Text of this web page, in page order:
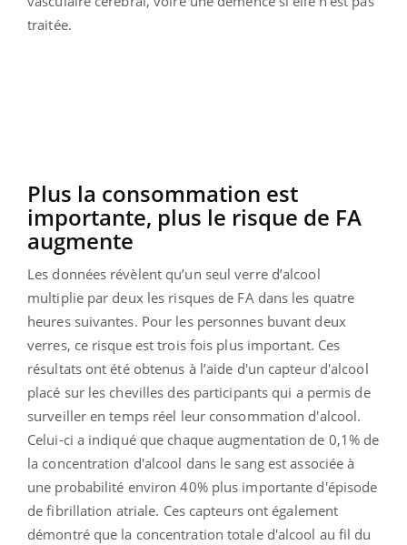
traitée.
Plus la consommation est
importante, plus le risque de FA
augmente
Les données révèlent qu’un seul verre d’alcool
multiplie par deux les risques de FA dans les quatre
heures suivantes. Pour les personnes buvant deux
verres, ce risque est trois fois plus important. Ces
résultats ont été obtenus à l’aide d'un capteur d'alcool
placé sur les chevilles des participants qui a permis de
surveiller en temps réel leur consommation d'alcool.
Celui-ci a indiqué que chaque augmentation de 0,1% de
la concentration d'alcool dans le sang est associée à
une probabilité environ 40% plus importante d'épisode
de fibrillation atriale. Ces capteurs ont également
démontré que la concentration totale d'alcool au fil du